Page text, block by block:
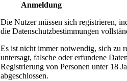
Anmeldung
Die Nutzer müssen sich registrieren,
die Datenschutzbestimmungen
Es ist nicht immer notwendig, sich zu
untersagt, falsche oder erfundene
Registrierung von Personen unter 18
abgeschlossen.